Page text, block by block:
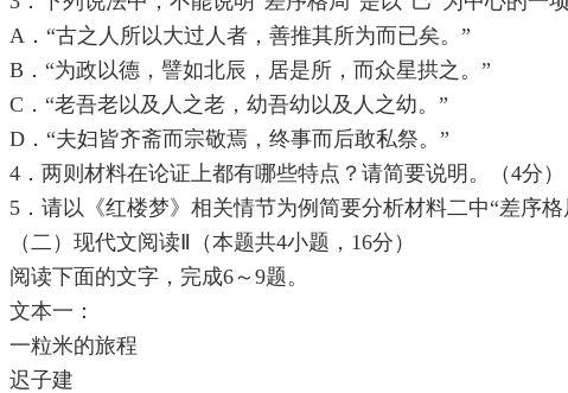
A．“古之人所以大过人者，善推其所为而已矣。”
B．“为政以德，譬如北辰，居是所，而众星拱之。”
C．“老吾老以及人之老，幼吾幼以及人之幼。”
D．“夫妇皆齐斋而宗敬焉，终事而后敢私祭。”
4．两则材料在论证上都有哪些特点？请简要说明。（4分）
5．请以《红楼梦》相关情节为例简要分析材料二中“差序格
（二）现代文阅读Ⅱ（本题共4小题，16分）
阅读下面的文字，完成6～9题。
文本一：
一粒米的旅程
迟子建